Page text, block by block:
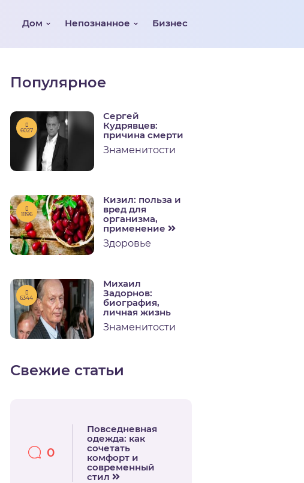
Дом Непознанное Бизнес
Популярное
6027
Сергей
Кудрявцев:
причина смерти
Знаменитости
11196
Кизил: польза и
вред для
организма,
применение
Здоровье
6344
Михаил
Задорнов:
биография,
личная жизнь
Знаменитости
Свежие статьи
0
Повседневная
одежда: как
сочетать
комфорт и
современный
стил